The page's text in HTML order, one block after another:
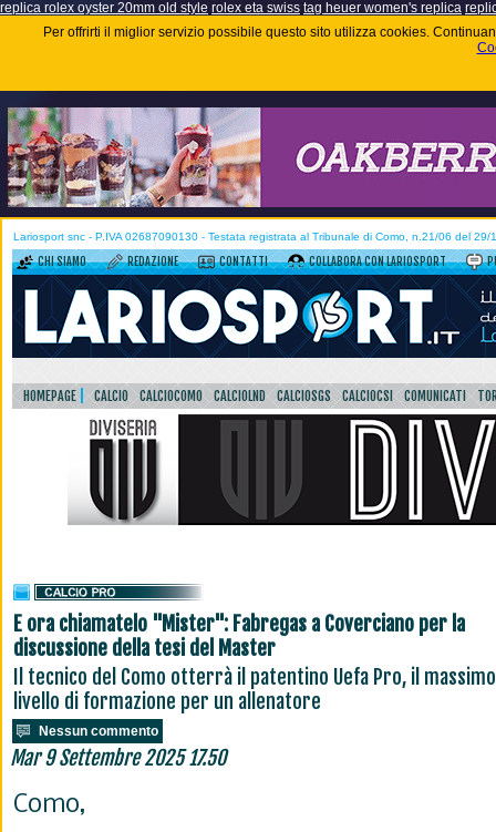
replica rolex oyster 20mm old style rolex eta swiss tag heuer women's replica
Per offrirti il miglior servizio possibile questo sito utilizza cookies.
Lariosport snc - P.IVA 02687090130 - Testata registrata al Tribunale di Como, n.21/06 del 29/
CHI SIAMO REDAZIONE CONTATTI COLLABORA CON LARIOSPORT
HOMEPAGE CALCIO CALCIOCOMO CALCIOLND CALCIOSGS CALCIOCSI COMUNICATI
E ora chiamatelo "Mister": Fabregas a Coverciano per la
discussione della tesi del Master
Il tecnico del Como otterrà il patentino Uefa Pro, il massimo
livello di formazione per un allenatore
Nessun commento
Mar 9 Settembre 2025 17.50
Como,